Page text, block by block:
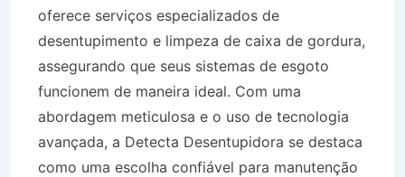
oferece serviços especializados de
desentupimento e limpeza de caixa de gordura,
assegurando que seus sistemas de esgoto
funcionem de maneira ideal. Com uma
abordagem meticulosa e o uso de tecnologia
avançada, a Detecta Desentupidora se destaca
como uma escolha confiável para manutenção